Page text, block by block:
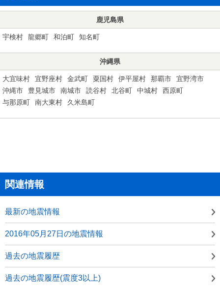
鹿児島県
宇検村 龍郷町 和泊町 知名町
沖縄県
大宜味村 宜野座村 金武町 粟国村 伊平屋村 那覇市
宜野湾市
沖縄市
豊見城市 南城市 読谷村 北谷町 中城村
西原町
与那原町
南大東村 久米島町
関連情報
最新の地震情報
2016年05月27日の地震情報
過去の地震履歴
過去の地震履歴(震度3以上)